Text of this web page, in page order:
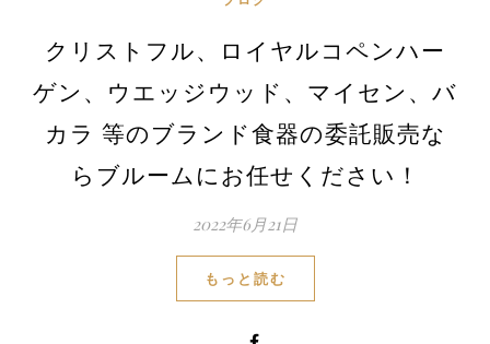
クリストフル、ロイヤルコペンハー
ゲン、ウエッジウッド、マイセン、バ
カラ 等のブランド食器の委託販売な
らブルームにお任せください！
2022年6月21日
もっと読む